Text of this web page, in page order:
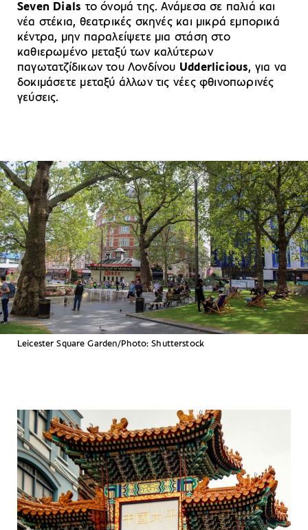
Seven Dials το όνομά της. Ανάμεσα σε παλιά και
νέα στέκια, θεατρικές σκηνές και μικρά εμπορικά
κέντρα, μην παραλείψετε μια στάση στο
καθιερωμένο μεταξύ των καλύτερων
παγωτατζίδικων του Λονδίνου Udderlicious, για να
δοκιμάσετε μεταξύ άλλων τις νέες φθινοπωρινές
γεύσεις.
Leicester Square Garden/Photo: Shutterstock